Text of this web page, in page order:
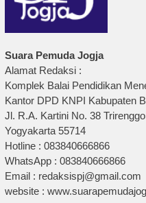
Suara Pemuda Jogja
Alamat Redaksi :
Komplek Balai Pendidikan
Kantor DPD KNPI Kabupaten
Jl. R.A. Kartini No. 38
Yogyakarta 55714
Hotline : 083840666866
WhatsApp : 083840666866
Email : redaksispj@gmail.com
website :